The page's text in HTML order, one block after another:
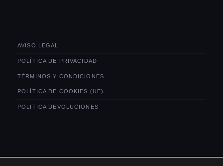
AVISO LEGAL
POLÍTICA DE PRIVACIDAD
TÉRMINOS Y CONDICIONES
POLÍTICA DE COOKIES (UE)
POLITICA DEVOLUCIONES